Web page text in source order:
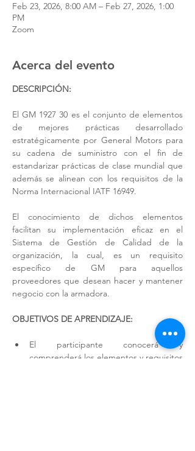
Feb 23, 2026, 8:00 AM – Feb 27, 2026, 1:00
PM
Zoom
Acerca del evento
DESCRIPCIÓN:
El GM 1927 30 es el conjunto de elementos
de mejores prácticas desarrollado
estratégicamente por General Motors para
su cadena de suministro con el fin de
estandarizar prácticas de clase mundial que
además se alinean con los requisitos de la
Norma Internacional IATF 16949.
El conocimiento de dichos elementos
facilitan su implementación eficaz en el
Sistema de Gestión de Calidad de la
organización, la cual, es un requisito
específico de GM para aquellos
proveedores que desean hacer y mantener
negocio con la armadora.
OBJETIVOS DE APRENDIZAJE:
El participante conocerá y
comprenderá los elementos y requisitos